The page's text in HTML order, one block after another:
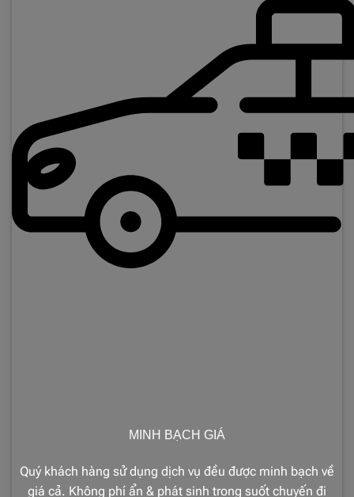
MINH BẠCH GIÁ
Quý khách hàng sử dụng dịch vụ đều được minh bạch về
giá cả. Không phí ẩn & phát sinh trong suốt chuyến đi